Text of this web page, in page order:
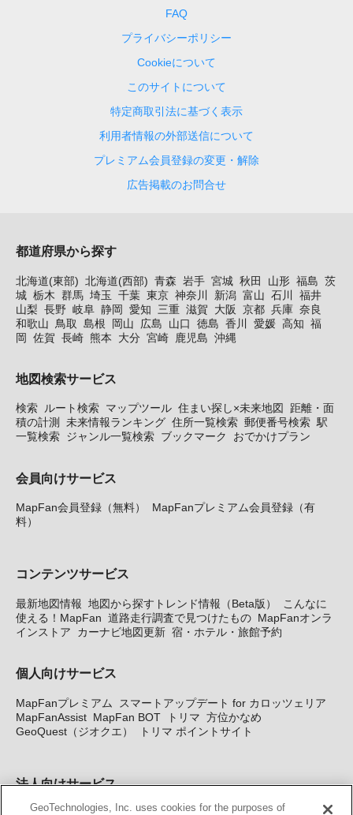
FAQ
プライバシーポリシー
Cookieについて
このサイトについて
特定商取引法に基づく表示
利用者情報の外部送信について
プレミアム会員登録の変更・解除
広告掲載のお問合せ
都道府県から探す
北海道(東部) 北海道(西部) 青森 岩手 宮城 秋田 山形 福島 茨
城 栃木 群馬 埼玉 千葉 東京 神奈川 新潟 富山 石川
福井
山梨 長野 岐阜 静岡 愛知 三重 滋賀 大阪 京都 兵庫 奈良
和歌山
鳥取 島根 岡山 広島 山口 徳島 香川 愛媛 高知 福
岡 佐賀 長崎 熊本 大分 宮崎 鹿児島 沖縄
地図検索サービス
検索 ルート検索 マップツール 住まい探し×未来地図
距離・面
積の計測
未来情報ランキング 住所一覧検索 郵便番号検索 駅
一覧検索 ジャンル一覧検索 ブックマーク おでかけプラン
会員向けサービス
MapFan会員登録（無料）
MapFanプレミアム会員登録（有
料）
コンテンツサービス
最新地図情報 地図から探すトレンド情報（Beta版）
こんなに
使える！MapFan 道路走行調査で見つけたもの MapFanオンラ
インストア
カーナビ地図更新 宿・ホテル・旅館予約
個人向けサービス
MapFanプレミアム
スマートアップデート for カロッツェリア
MapFanAssist MapFan BOT トリマ 方位かなめ
GeoQuest（ジオクエ）
トリマ ポイントサイト
法人向けサービス
GeoTechnologies, Inc. uses cookies for the purposes of